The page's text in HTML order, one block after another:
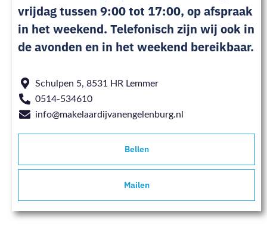
vrijdag tussen 9:00 tot 17:00, op afspraak
in het weekend. Telefonisch zijn wij ook in
de avonden en in het weekend bereikbaar.
Schulpen 5, 8531 HR Lemmer
0514-534610
info@makelaardijvanengelenburg.nl
Bellen
Mailen